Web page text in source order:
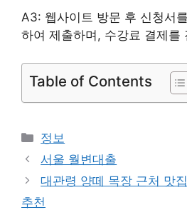
A3: 웹사이트 방문 후 신청서
하여 제출하며, 수강료 결제를
Table of Contents
카
테
고
리
정보
서울 월변대출
대관령 양떼 목장 근처 맛
추천